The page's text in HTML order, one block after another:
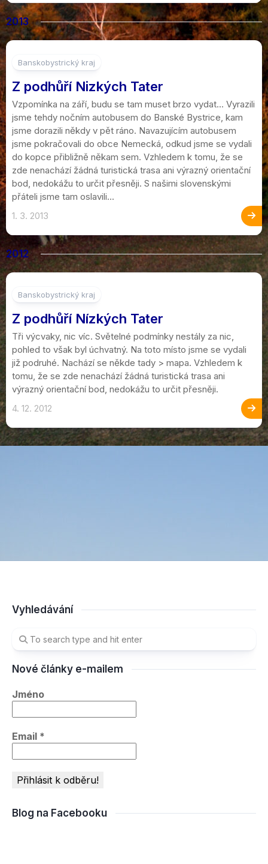
2013
Banskobystrický kraj
Z podhůří Nizkých Tater
Vzpomínka na září, budu se tam muset brzo vydat… Vyrazili
jsme tehdy nočním autobusem do Banské Bystrice, kam
jsme dorazili někdy v pět ráno. Navazujícím autobusem
jsme pokračovali do obce Nemecká, odkud jsme se vydali
do kopce přibližně někam sem. Vzhledem k tomu, že se
zde nenachází žádná turistická trasa ani výrazný orientační
bod, nedokážu to určit přesněji. S našimi slovenskými
přáteli jsme tam oslavili...
1. 3. 2013
2012
Banskobystrický kraj
Z podhůří Nízkých Tater
Tři výcvaky, nic víc. Světelné podmínky nestály za nic,
pohled to však byl úchvatný. Na toto místo jsme se vydali
již podruhé. Nachází se někde tady > mapa. Vzhledem k
tomu, že se zde nenachází žádná turistická trasa ani
výrazný orientační bod, nedokážu to určit přesněji.
4. 12. 2012
Vyhledávání
Nové články e-mailem
Jméno
Email *
Blog na Facebooku